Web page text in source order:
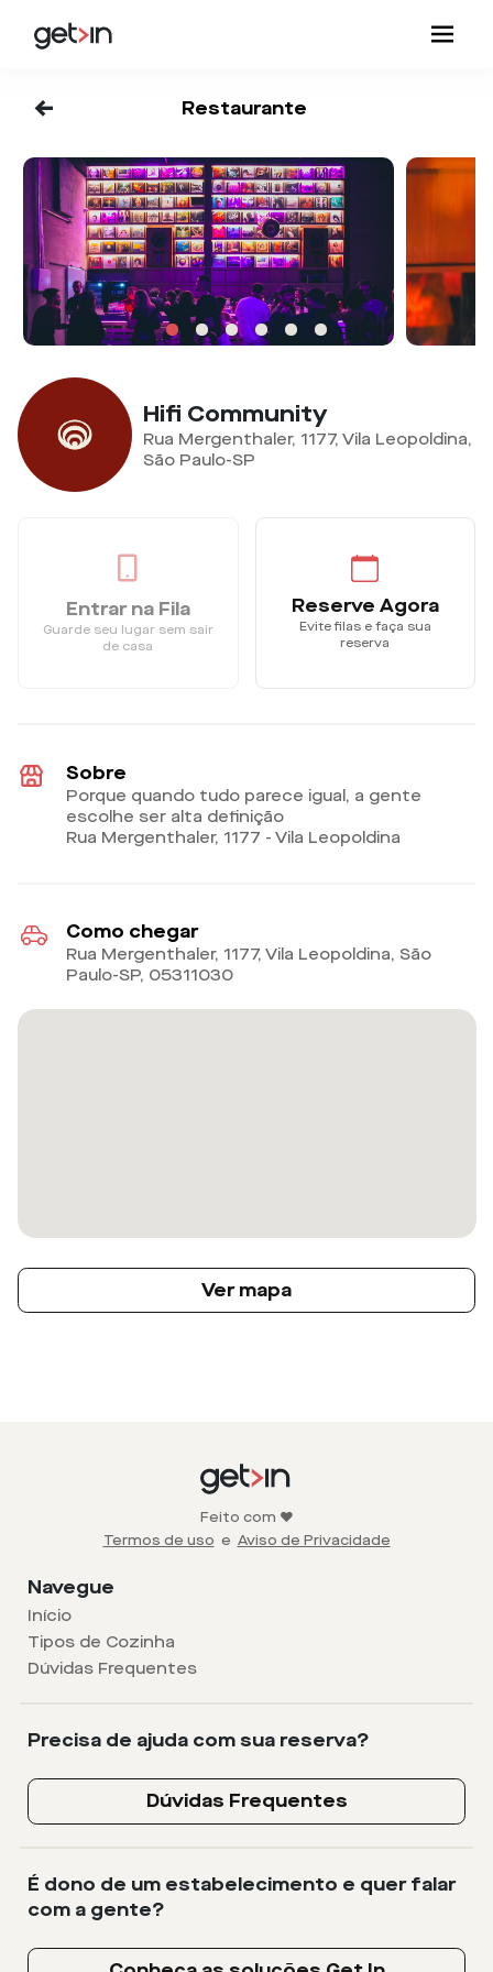
<- Restaurante
Hifi Community
Rua Mergenthaler, 1177, Vila Leopoldina,
São Paulo-SP
Entrar na Fila
Guarde seu lugar sem sair
de casa
Reserve Agora
Evite filas e faça sua
reserva
Sobre
Porque quando tudo parece igual, a gente
escolhe ser alta definição
Rua Mergenthaler, 1177 - Vila Leopoldina
Como chegar
Rua Mergenthaler, 1177, Vila Leopoldina, São
Paulo-SP, 05311030
Ver mapa
Feito com ❤️
Termos de uso e Aviso de Privacidade
Navegue
Início
Tipos de Cozinha
Dúvidas Frequentes
Precisa de ajuda com sua reserva?
Dúvidas Frequentes
É dono de um estabelecimento e quer falar
com a gente?